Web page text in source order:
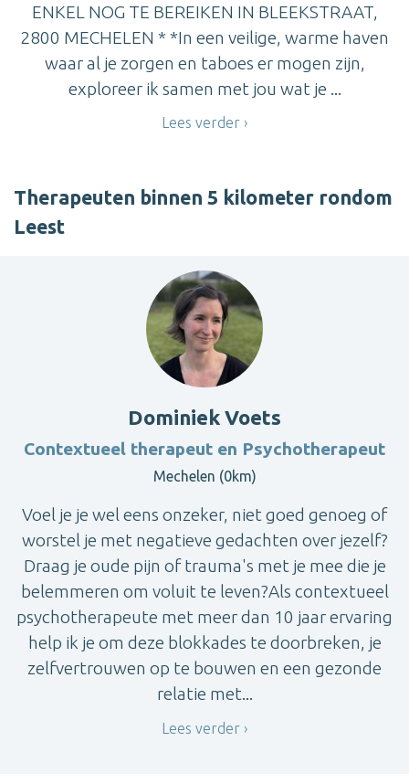
ENKEL NOG TE BEREIKEN IN BLEEKSTRAAT,
2800 MECHELEN * *In een veilige, warme haven
waar al je zorgen en taboes er mogen zijn,
exploreer ik samen met jou wat je ...
Lees verder
Therapeuten binnen 5 kilometer rondom
Leest
Dominiek Voets
Contextueel therapeut en Psychotherapeut
Mechelen (0km)
Voel je je wel eens onzeker, niet goed genoeg of
worstel je met negatieve gedachten over jezelf?
Draag je oude pijn of trauma's met je mee die je
belemmeren om voluit te leven?Als contextueel
psychotherapeute met meer dan 10 jaar ervaring
help ik je om deze blokkades te doorbreken, je
zelfvertrouwen op te bouwen en een gezonde
relatie met...
Lees verder